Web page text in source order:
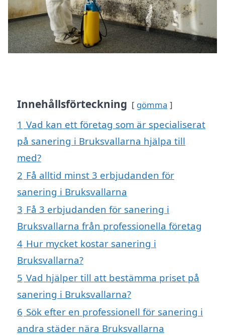
Innehållsförteckning gömma
1 Vad kan ett företag som är specialiserat
på sanering i Bruksvallarna hjälpa till
med?
2 Få alltid minst 3 erbjudanden för
sanering i Bruksvallarna
3 Få 3 erbjudanden för sanering i
Bruksvallarna från professionella företag
4 Hur mycket kostar sanering i
Bruksvallarna?
5 Vad hjälper till att bestämma priset på
sanering i Bruksvallarna?
6 Sök efter en professionell för sanering i
andra städer nära Bruksvallarna